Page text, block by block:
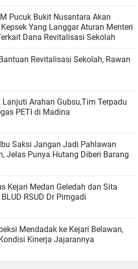
Pucuk Bukit Nusantara Akan
Yang Langgar Aturan Menteri
ke APH , Terkait Dana Revitalisasi Sekolah
Revitalisasi Sekolah, Rawan
Lanjuti Arahan Gubsu,Tim Terpadu
PETI di Madina
Saksi Jangan Jadi Pahlawan
Jelas Punya Hutang Diberi Barang
Kejari Medan Geledah dan Sita
RSUD Dr Pirngadi
Mendadak ke Kejari Belawan,
Kinerja Jajarannya